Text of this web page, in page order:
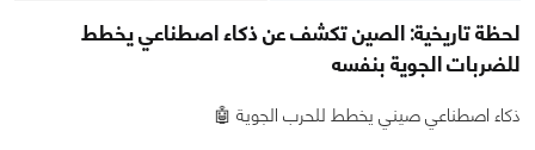
لحظة تاريخية: الصين تكشف عن ذكاء اصطناعي يخطط
للضربات الجوية بنفسه
ذكاء اصطناعي صيني يخطط للحرب الجوية 🤖